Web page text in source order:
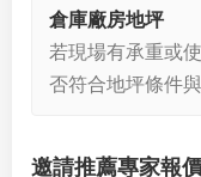
倉庫廠房地坪
若現場有承重或
否符合地坪條件
邀請推薦專家報